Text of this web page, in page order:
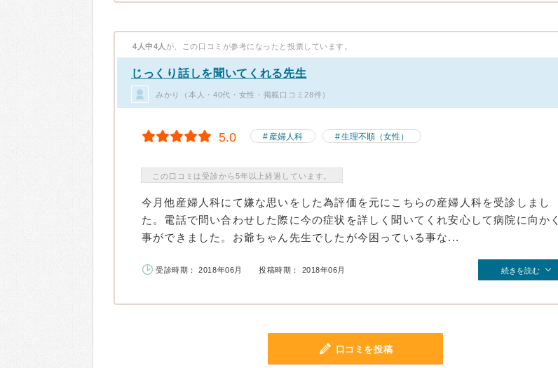
4人中4人 が、この口コミが参考になったと投票しています。
じっくり話しを聞いてくれる先生
みかり（本人・40代・女性・掲載口コミ28件）
5.0 産婦人科 生理不順（女性）
この口コミは受診から5年以上経過しています。
今月他産婦人科にて嫌な思いをした為評価を元にこちらの産婦人科を受診しまし
た。電話で問い合わせした際に今の症状を詳しく聞いてくれ安心して病院に向かく
事ができました。お爺ちゃん先生でしたが今困っている事な...
受診時期： 2018年06月 投稿時期： 2018年06月 続きを読む
口コミを投稿